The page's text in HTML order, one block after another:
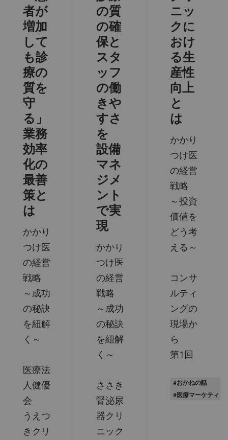
者が
増加
して
も診
療の
質を
守
る」
業務
効率
化の
最善
策と
は
かかり
つけ医
の経営
戦略
～成功
の秘訣
を紐解
く～
医療法
人健優
会
うえつ
きクリ
の質
の確
保と
スタ
ッフ
の働
きや
すさ
を
設備
マネ
ジメ
ント
で実
現
かかり
つけ医
の経営
戦略
～成功
の秘訣
を紐解
く～
ささき
腎泌尿
器クリ
ニック
ニッ
クに
おけ
る生
産性
向上
と
は
かかり
つけ医
の経営
戦略
～投資
価値を
どう考
える～
コンサ
ルティ
ングの
現場か
ら
第1回
#おかねの話
#医療マーケティン